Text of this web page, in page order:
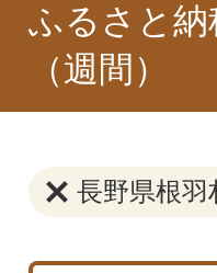
ふるさと
（週間）
長野県根羽